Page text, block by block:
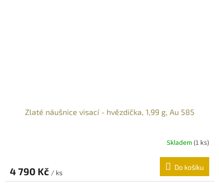
Zlaté náušnice visací - hvězdička, 1,99 g, Au 585
Skladem (1 ks)
4 790 Kč / ks
Do košíku